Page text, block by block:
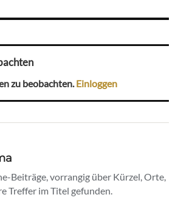
zu beobachten.Einloggen
Beiträge, vorrangig über Kürzel, Orte,
Treffer im Titel gefunden.